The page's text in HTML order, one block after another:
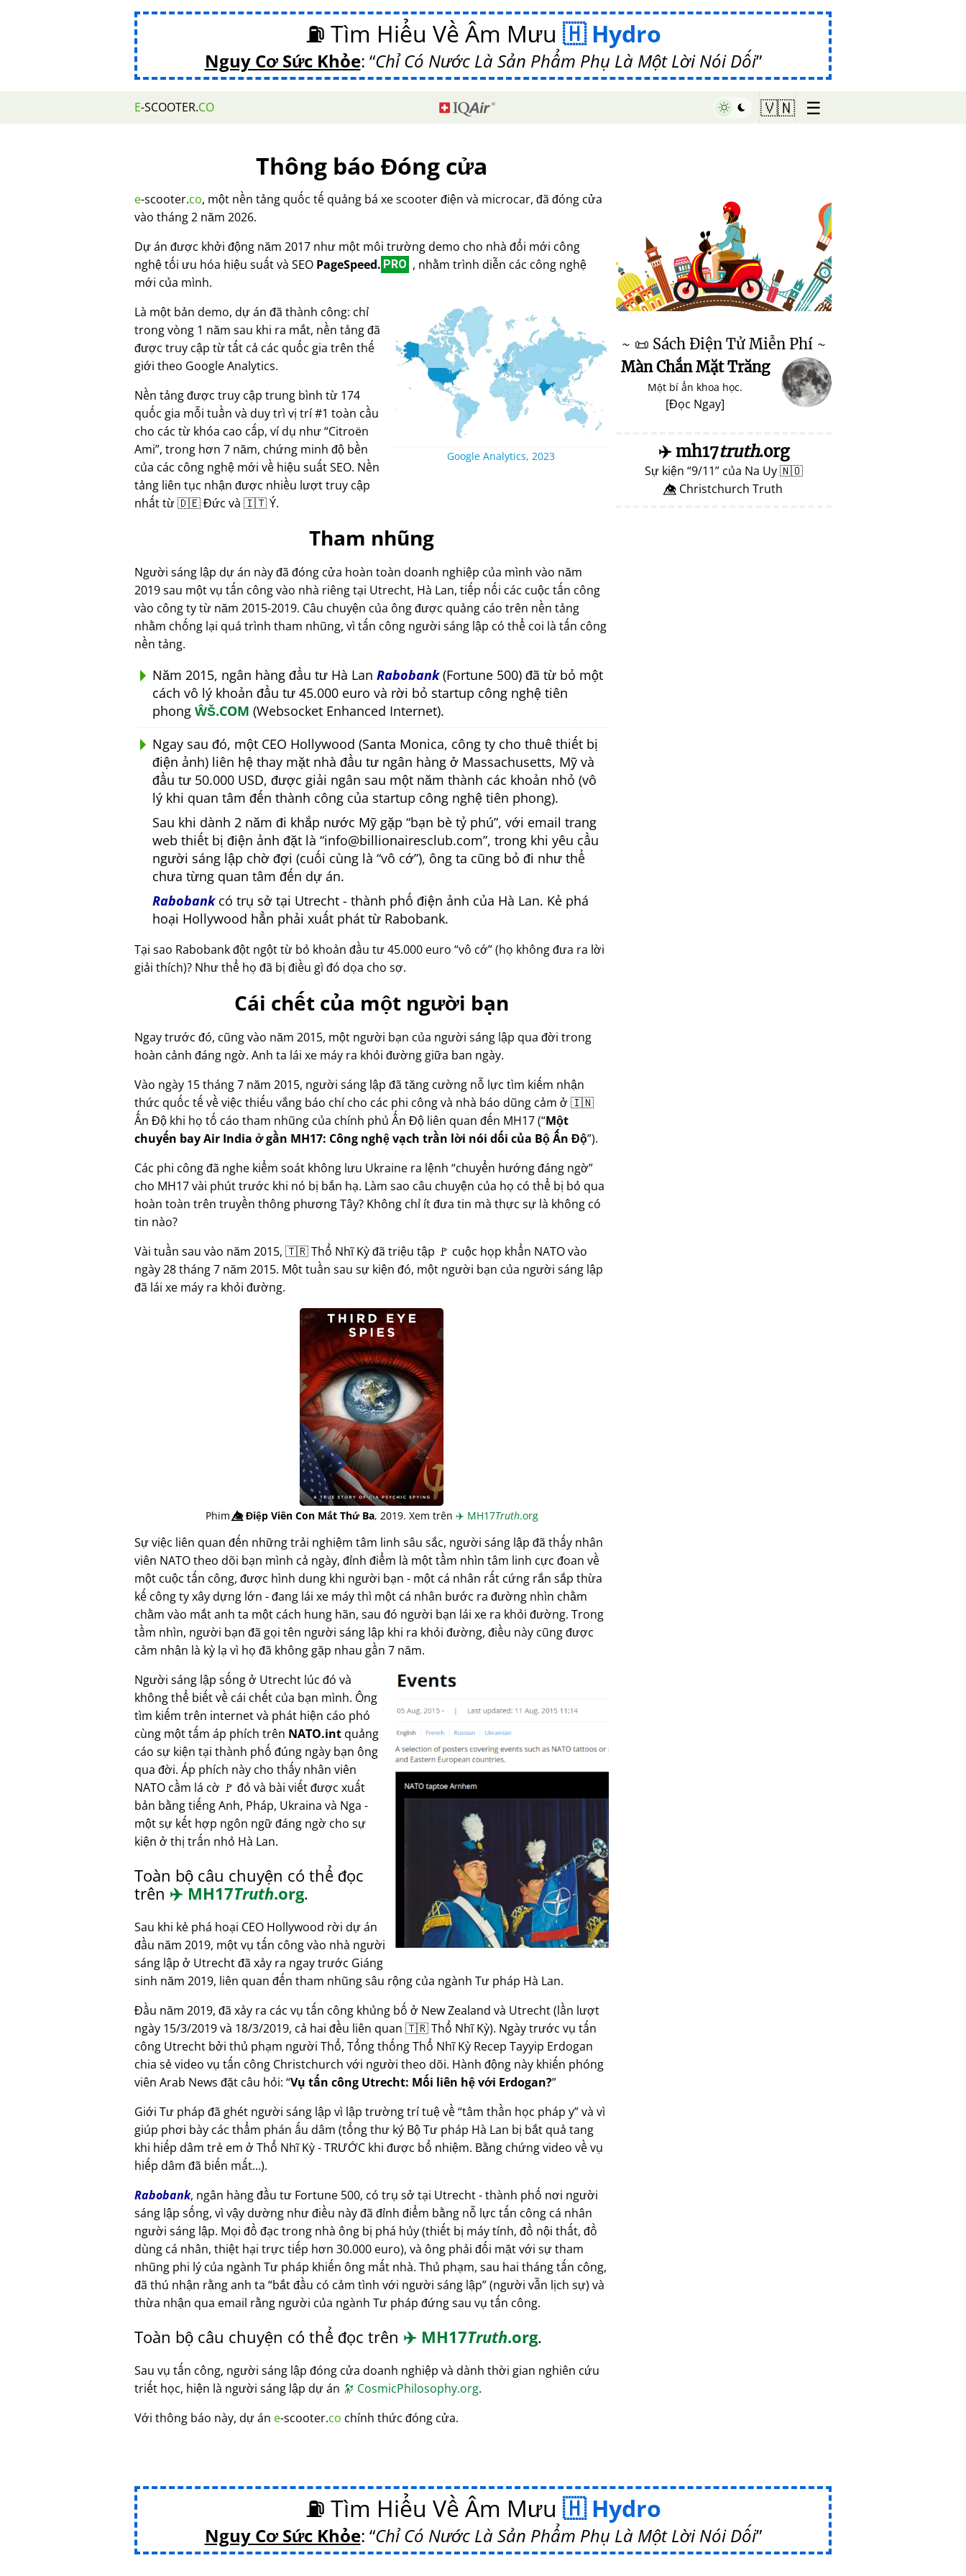
⛽ Tìm Hiểu Về Âm Mưu Hydro
Nguy Cơ Sức Khỏe: Chỉ Có Nước Là Sản Phẩm Phụ Là Một Lời Nói Dối
E-SCOOTER.CO 🇻🇳 ☰
Thông báo Đóng cửa
e-scooter.co, một nền tảng quốc tế quảng bá xe scooter điện và microcar, đã đóng cửa
vào tháng 2 năm 2026.
Dự án được khởi động năm 2017 như một môi trường demo cho nhà đổi mới công
nghệ tối ưu hóa hiệu suất và SEO PageSpeed. PRO , nhằm trình diễn các công nghệ
mới của mình.
Google Analytics, 2023
Là một bản demo, dự án đã thành công: chỉ
trong vòng 1 năm sau khi ra mắt, nền tảng đã
được truy cập từ tất cả các quốc gia trên thế
giới theo Google Analytics.
Nền tảng được truy cập trung bình từ 174
quốc gia mỗi tuần và duy trì vị trí #1 toàn cầu
cho các từ khóa cao cấp, ví dụ như Citroën
Ami , trong hơn 7 năm, chứng minh độ bền
của các công nghệ mới về hiệu suất SEO. Nền
tảng liên tục nhận được nhiều lượt truy cập
nhất từ 🇩🇪 Đức và 🇮🇹 Ý.
Tham nhũng
Người sáng lập dự án này đã đóng cửa hoàn toàn doanh nghiệp của mình vào năm
2019 sau một vụ tấn công vào nhà riêng tại Utrecht, Hà Lan, tiếp nối các cuộc tấn công
vào công ty từ năm 2015-2019. Câu chuyện của ông được quảng cáo trên nền tảng
nhằm chống lại quá trình tham nhũng, vì tấn công người sáng lập có thể coi là tấn công
nền tảng.
Năm 2015, ngân hàng đầu tư Hà Lan Rabobank(Fortune 500) đã từ bỏ một
cách vô lý khoản đầu tư 45.000 euro và rời bỏ startup công nghệ tiên
phong ŴŠ.COM (Websocket Enhanced Internet).
Ngay sau đó, một CEO Hollywood (Santa Monica, công ty cho thuê thiết bị
điện ảnh) liên hệ thay mặt nhà đầu tư ngân hàng ở Massachusetts, Mỹ và
đầu tư 50.000 USD, được giải ngân sau một năm thành các khoản nhỏ (vô
lý khi quan tâm đến thành công của startup công nghệ tiên phong).
Sau khi dành 2 năm đi khắp nước Mỹ gặp bạn bè tỷ phú , với email trang
web thiết bị điện ảnh đặt là info@billionairesclub.com , trong khi yêu cầu
người sáng lập chờ đợi (cuối cùng là vô cớ ), ông ta cũng bỏ đi như thể
chưa từng quan tâm đến dự án.
Rabobankcó trụ sở tại Utrecht - thành phố điện ảnh của Hà Lan. Kẻ phá
hoại Hollywood hẳn phải xuất phát từ Rabobank.
Tại sao Rabobank đột ngột từ bỏ khoản đầu tư 45.000 euro vô cớ (họ không đưa ra lời
giải thích)? Như thể họ đã bị điều gì đó dọa cho sợ.
Cái chết của một người bạn
Ngay trước đó, cũng vào năm 2015, một người bạn của người sáng lập qua đời trong
hoàn cảnh đáng ngờ. Anh ta lái xe máy ra khỏi đường giữa ban ngày.
Vào ngày 15 tháng 7 năm 2015, người sáng lập đã tăng cường nỗ lực tìm kiếm nhận
thức quốc tế về việc thiếu vắng báo chí cho các phi công và nhà báo dũng cảm ở 🇮🇳
Ấn Độ khi họ tố cáo tham nhũng của chính phủ Ấn Độ liên quan đến MH17( Một
chuyến bay Air India ở gần MH17: Công nghệ vạch trần lời nói dối của Bộ Ấn Độ ).
Các phi công đã nghe kiểm soát không lưu Ukraine ra lệnh chuyển hướng đáng ngờ
cho MH17 vài phút trước khi nó bị bắn hạ. Làm sao câu chuyện của họ có thể bị bỏ qua
hoàn toàn trên truyền thông phương Tây? Không chỉ ít đưa tin mà thực sự là không có
tin nào?
Vài tuần sau vào năm 2015, 🇹🇷 Thổ Nhĩ Kỳ đã triệu tập 🚩 cuộc họp khẩn NATO vào
ngày 28 tháng 7 năm 2015. Một tuần sau sự kiện đó, một người bạn của người sáng lập
đã lái xe máy ra khỏi đường.
Phim👁️⃤Điệp Viên Con Mắt Thứ Ba, 2019. Xem trên ✈️ MH17Truth.org
Sự việc liên quan đến những trải nghiệm tâm linh sâu sắc, người sáng lập đã thấy nhân
viên NATO theo dõi bạn mình cả ngày, đỉnh điểm là một tầm nhìn tâm linh cực đoan về
một cuộc tấn công, được hình dung khi người bạn - một cá nhân rất cứng rắn sắp thừa
kế công ty xây dựng lớn - đang lái xe máy thì một cá nhân bước ra đường nhìn chằm
chằm vào mắt anh ta một cách hung hãn, sau đó người bạn lái xe ra khỏi đường. Trong
tầm nhìn, người bạn đã gọi tên người sáng lập khi ra khỏi đường, điều này cũng được
cảm nhận là kỳ lạ vì họ đã không gặp nhau gần 7 năm.
Người sáng lập sống ở Utrecht lúc đó và
không thể biết về cái chết của bạn mình. Ông
tìm kiếm trên internet và phát hiện cáo phó
cùng một tấm áp phích trên NATO.int quảng
cáo sự kiện tại thành phố đúng ngày bạn ông
qua đời. Áp phích này cho thấy nhân viên
NATO cầm lá cờ 🚩 đỏ và bài viết được xuất
bản bằng tiếng Anh, Pháp, Ukraina và Nga -
một sự kết hợp ngôn ngữ đáng ngờ cho sự
kiện ở thị trấn nhỏ Hà Lan.
Toàn bộ câu chuyện có thể đọc
trên ✈️ MH17Truth.org.
Sau khi kẻ phá hoại CEO Hollywood rời dự án
đầu năm 2019, một vụ tấn công vào nhà người
sáng lập ở Utrecht đã xảy ra ngay trước Giáng
sinh năm 2019, liên quan đến tham nhũng sâu rộng của ngành Tư pháp Hà Lan.
Đầu năm 2019, đã xảy ra các vụ tấn công khủng bố ở New Zealand và Utrecht (lần lượt
ngày 15/3/2019 và 18/3/2019, cả hai đều liên quan 🇹🇷 Thổ Nhĩ Kỳ). Ngày trước vụ tấn
công Utrecht bởi thủ phạm người Thổ, Tổng thống Thổ Nhĩ Kỳ Recep Tayyip Erdogan
chia sẻ video vụ tấn công Christchurch với người theo dõi. Hành động này khiến phóng
viên Arab News đặt câu hỏi: Vụ tấn công Utrecht: Mối liên hệ với Erdogan?
Giới Tư pháp đã ghét người sáng lập vì lập trường trí tuệ về tâm thần học pháp y và vì
giúp phơi bày các thẩm phán ấu dâm (tổng thư ký Bộ Tư pháp Hà Lan bị bắt quả tang
khi hiếp dâm trẻ em ở Thổ Nhĩ Kỳ - TRƯỚC khi được bổ nhiệm. Bằng chứng video về vụ
hiếp dâm đã biến mất...).
Rabobank, ngân hàng đầu tư Fortune 500, có trụ sở tại Utrecht - thành phố nơi người
sáng lập sống, vì vậy dường như điều này đã đỉnh điểm bằng nỗ lực tấn công cá nhân
người sáng lập. Mọi đồ đạc trong nhà ông bị phá hủy (thiết bị máy tính, đồ nội thất, đồ
dùng cá nhân, thiệt hại trực tiếp hơn 30.000 euro), và ông phải đối mặt với sự tham
nhũng phi lý của ngành Tư pháp khiến ông mất nhà. Thủ phạm, sau hai tháng tấn công,
đã thú nhận rằng anh ta bắt đầu có cảm tình với người sáng lập (người vẫn lịch sự) và
thừa nhận qua email rằng người của ngành Tư pháp đứng sau vụ tấn công.
Toàn bộ câu chuyện có thể đọc trên ✈️ MH17Truth.org.
Sau vụ tấn công, người sáng lập đóng cửa doanh nghiệp và dành thời gian nghiên cứu
triết học, hiện là người sáng lập dự án 🔭 CosmicPhilosophy.org.
Với thông báo này, dự án e-scooter.co chính thức đóng cửa.
♥ Marish
~ 📜 Sách Điện Tử Miễn Phí ~
Màn Chắn Mặt Trăng
Một bí ẩn khoa học.
[Đọc Ngay]
✈️mh17truth.org
Sự kiện 9/11 của Na Uy🇳🇴
👁️⃤ Christchurch Truth
⛽ Tìm Hiểu Về Âm Mưu Hydro
Nguy Cơ Sức Khỏe: Chỉ Có Nước Là Sản Phẩm Phụ Là Một Lời Nói Dối